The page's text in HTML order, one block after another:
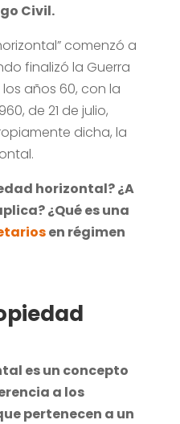
Civil.
comenzó a
finalizó la Guerra
años 60, con la
de 21 de julio,
dicha, la
horizontal? ¿A
¿Qué es una
en régimen
es un concepto
a los
pertenecen a un